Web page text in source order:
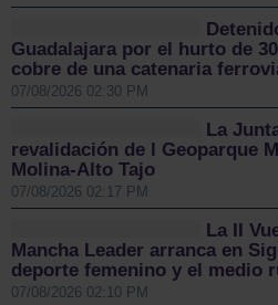
Guadalajara por el hurto de
cobre de una catenaria
07/08/2026 02:30 PM
La
revalidación de l Geoparque
Molina-Alto Tajo
07/08/2026 02:17 PM
La II
Mancha Leader arranca en
deporte femenino y el medio
07/08/2026 02:10 PM